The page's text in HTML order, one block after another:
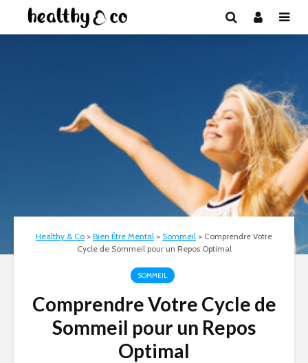
Healthy & Co > Bien Être Mental > Sommeil > Comprendre Votre
Cycle de Sommeil pour un Repos Optimal
SOMMEIL
Comprendre Votre Cycle de
Sommeil pour un Repos
Optimal